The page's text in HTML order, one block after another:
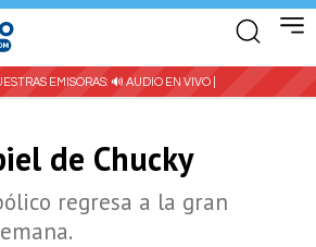
EMISORAS: 🔊 AUDIO EN VIVO |
de Chucky
regresa a la gran